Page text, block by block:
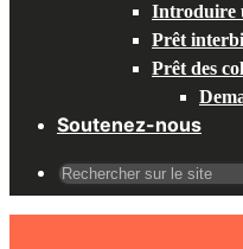
Introduire
Prêt
Prêt des
Soutenez-nous
Recherche
pour